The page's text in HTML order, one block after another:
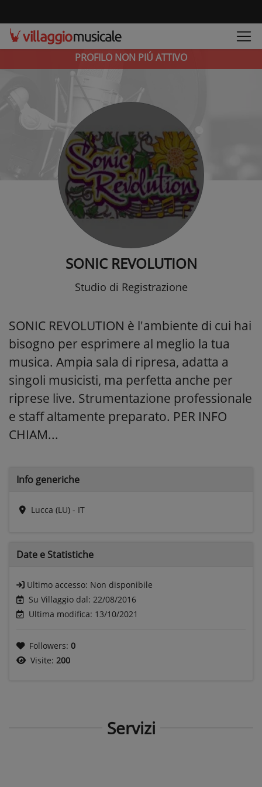
PROFILO NON PIÚ ATTIVO
SONIC REVOLUTION
Studio di Registrazione
SONIC REVOLUTION è l'ambiente di cui hai
bisogno per esprimere al meglio la tua
musica. Ampia sala di ripresa, adatta a
singoli musicisti, ma perfetta anche per
riprese live. Strumentazione professionale
e staff altamente preparato. PER INFO
CHIAM...
Info generiche
Lucca (LU) - IT
Date e Statistiche
Ultimo accesso: Non disponibile
Su Villaggio dal: 22/08/2016
Ultima modifica: 13/10/2021
Followers: 0
Visite: 200
Servizi